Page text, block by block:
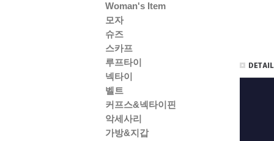
Woman's Item
모자
슈즈
스카프
루프타이
넥타이
벨트
커프스&넥타이핀
악세사리
가방&지갑